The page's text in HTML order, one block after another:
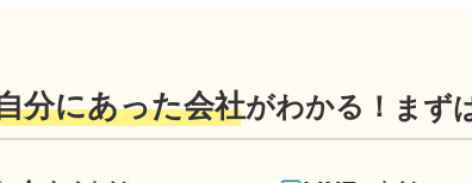
分にあった会社がわかる！ まず